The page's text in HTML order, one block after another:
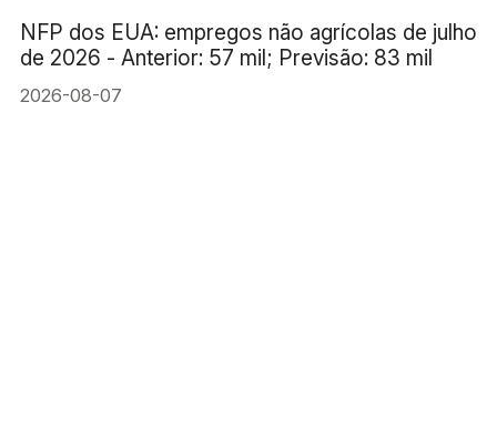
NFP dos EUA: empregos não agrícolas de julho
de 2026 - Anterior: 57 mil; Previsão: 83 mil
2026-08-07